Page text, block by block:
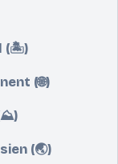
(🏝️)
(🌐)
(🌏)